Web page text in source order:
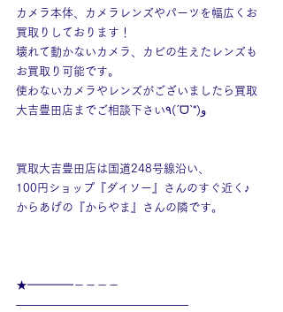
カメラ本体、カメラレンズやパーツを幅広くお
買取りしております！
壊れて動かないカメラ、カビの生えたレンズも
お買取り可能です。
使わないカメラやレンズがございましたら買取
大吉豊田店までご相談下さい٩(ˊᗜˋ*)و
買取大吉豊田店は国道248号線沿い、
100円ショップ『ダイソー』さんのすぐ近く♪
からあげの『からやま』さんの隣です。
★━━━━－－－－
———————————————